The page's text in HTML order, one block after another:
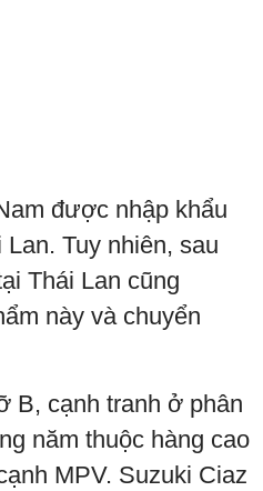
được nhập khẩu
Tuy nhiên, sau
Thái Lan cũng
này và chuyển
B, cạnh tranh ở phân
năm thuộc hàng cao
MPV. Suzuki Ciaz